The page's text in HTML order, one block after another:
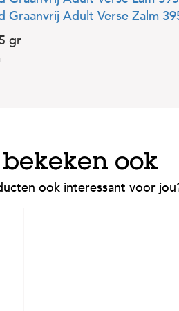
Graanvrij Adult Verse Zalm
gr
ook
ook interessant voor